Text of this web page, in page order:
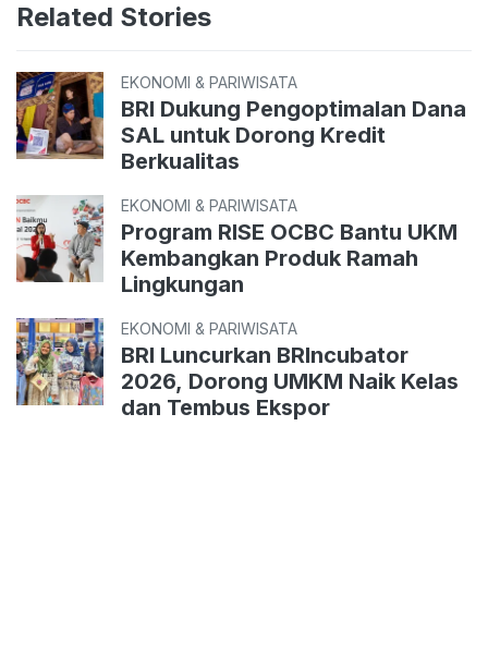
Related Stories
EKONOMI & PARIWISATA
BRI Dukung Pengoptimalan Dana
SAL untuk Dorong Kredit
Berkualitas
EKONOMI & PARIWISATA
Program RISE OCBC Bantu UKM
Kembangkan Produk Ramah
Lingkungan
EKONOMI & PARIWISATA
BRI Luncurkan BRIncubator
2026, Dorong UMKM Naik Kelas
dan Tembus Ekspor